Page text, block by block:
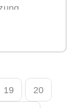
für
19 20